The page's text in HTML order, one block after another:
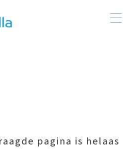
pagina is helaas